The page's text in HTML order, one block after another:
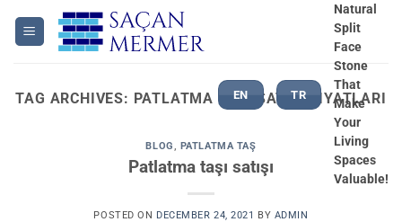
EN TR
Natural
Split
Face
Stone
That
Make
Your
Living
Spaces
Valuable!
TAG ARCHIVES: PATLATMA TAŞI SATIŞI FIYATLARI
BLOG, PATLATMA TAŞ
Patlatma taşı satışı
POSTED ON DECEMBER 24, 2021 BY ADMIN